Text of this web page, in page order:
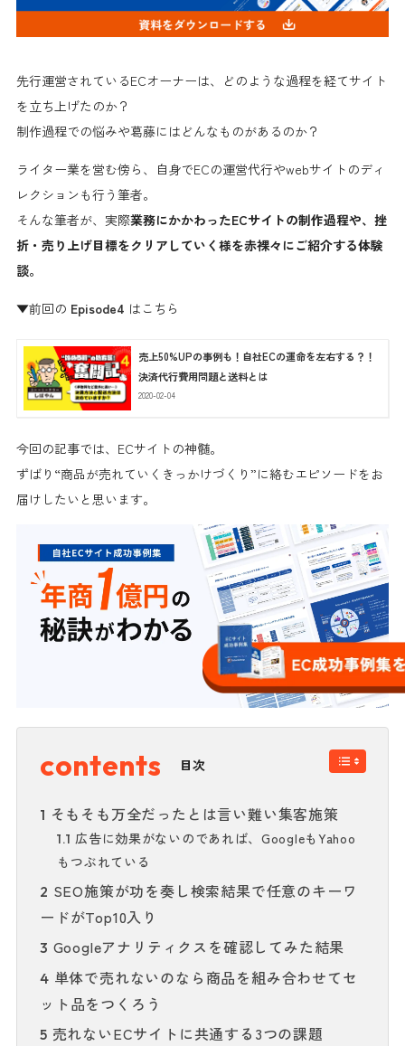
先行運営されているECオーナーは、どのような過程を経てサイト
を立ち上げたのか？
制作過程での悩みや葛藤にはどんなものがあるのか？
ライター業を営む傍ら、自身でECの運営代行やwebサイトのディ
レクションも行う筆者。
そんな筆者が、実際業務にかかわったECサイトの制作過程や、挫
折・売り上げ目標をクリアしていく様を赤裸々にご紹介する体験
談。
▼前回の Episode4 はこちら
売上50%UPの事例も！自社ECの運命を左右する？！
決済代行費用問題と送料とは
2020-02-04
今回の記事では、ECサイトの神髄。
ずばり “商品が売れていくきっかけづくり”に絡むエピソードをお
届けしたいと思います。
目次
1 そもそも万全だったとは言い難い集客施策
1.1 広告に効果がないのであれば、GoogleもYahoo
もつぶれている
2 SEO施策が功を奏し検索結果で任意のキーワ
ードがTop10入り
3 Googleアナリティクスを確認してみた結果
4 単体で売れないのなら商品を組み合わせてセ
ット品をつくろう
5 売れないECサイトに共通する3つの課題